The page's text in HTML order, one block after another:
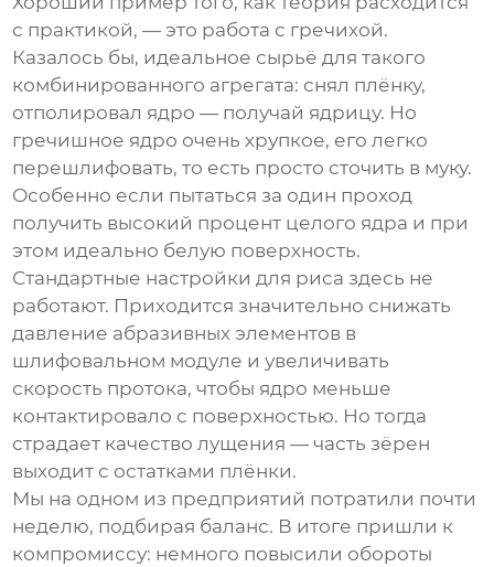
с практикой, — это работа с гречихой.
Казалось бы, идеальное сырьё для такого
комбинированного агрегата: снял плёнку,
отполировал ядро — получай ядрицу. Но
гречишное ядро очень хрупкое, его легко
перешлифовать, то есть просто сточить в муку.
Особенно если пытаться за один проход
получить высокий процент целого ядра и при
этом идеально белую поверхность.
Стандартные настройки для риса здесь не
работают. Приходится значительно снижать
давление абразивных элементов в
шлифовальном модуле и увеличивать
скорость протока, чтобы ядро меньше
контактировало с поверхностью. Но тогда
страдает качество лущения — часть зёрен
выходит с остатками плёнки.
Мы на одном из предприятий потратили почти
неделю, подбирая баланс. В итоге пришли к
компромиссу: немного повысили обороты